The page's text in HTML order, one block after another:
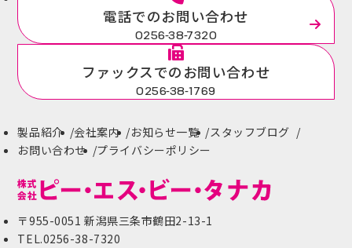
電話でのお問い合わせ
0256-38-7320
ファックスでのお問い合わせ
0256-38-1769
製品紹介 会社案内 お知らせ一覧
スタッフブログ
お問い合わせ
プライバシーポリシー
〒955-0051 新潟県三条市鶴田2-13-1
TEL.0256-38-7320